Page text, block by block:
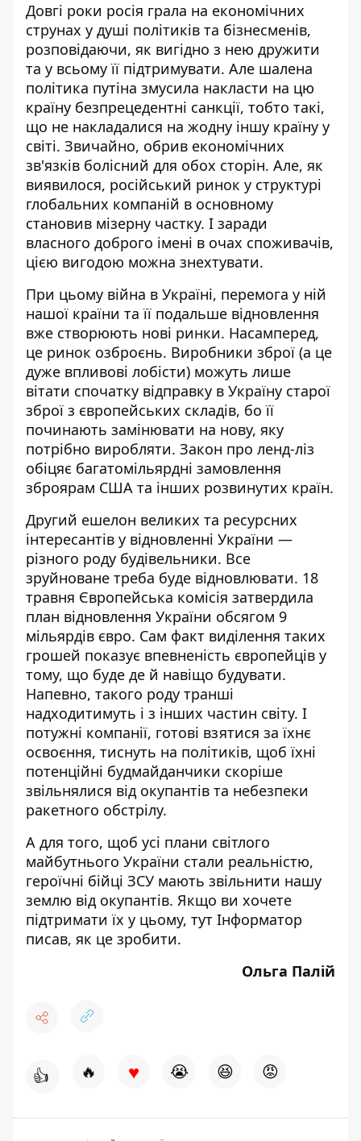
Довгі роки росія грала на економічних
струнах у душі політиків та бізнесменів,
розповідаючи, як вигідно з нею дружити
та у всьому її підтримувати. Але шалена
політика путіна змусила накласти на цю
країну безпрецедентні санкції, тобто такі,
що не накладалися на жодну іншу країну у
світі. Звичайно, обрив економічних
зв'язків болісний для обох сторін. Але, як
виявилося, російський ринок у структурі
глобальних компаній в основному
становив мізерну частку. І заради
власного доброго імені в очах споживачів,
цією вигодою можна знехтувати.
При цьому війна в Україні, перемога у ній
нашої країни та її подальше відновлення
вже створюють нові ринки. Насамперед,
це ринок озброєнь. Виробники зброї (а це
дуже впливові лобісти) можуть лише
вітати спочатку відправку в Україну старої
зброї з європейських складів, бо її
починають замінювати на нову, яку
потрібно виробляти. Закон про ленд-ліз
обіцяє багатомільярдні замовлення
зброярам США та інших розвинутих країн.
Другий ешелон великих та ресурсних
інтересантів у відновленні України —
різного роду будівельники. Все
зруйноване треба буде відновлювати. 18
травня Європейська комісія затвердила
план відновлення України обсягом 9
мільярдів євро. Сам факт виділення таких
грошей показує впевненість європейців у
тому, що буде де й навіщо будувати.
Напевно, такого роду транші
надходитимуть і з інших частин світу. І
потужні компанії, готові взятися за їхнє
освоєння, тиснуть на політиків, щоб їхні
потенційні будмайданчики скоріше
звільнялися від окупантів та небезпеки
ракетного обстрілу.
А для того, щоб усі плани світлого
майбутнього України стали реальністю,
героїчні бійці ЗСУ мають звільнити нашу
землю від окупантів. Якщо ви хочете
підтримати їх у цьому, тут Інформатор
писав, як це зробити.
Ольга Палій
👍 🔥 ♥ 😭 😆 😡